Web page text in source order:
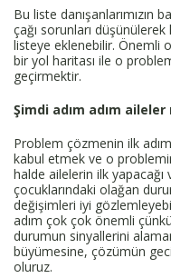
Bu liste danışanlarımızın
çağı sorunları düşünülerek
listeye eklenebilir. Önemli
bir yol haritası ile o
geçirmektir.
Şimdi adım adım
Problem çözmenin ilk
kabul etmek ve o
halde ailelerin ilk yapacağı
çocuklarındaki olağan
değişimleri iyi
adım çok çok önemli
durumun sinyallerini
büyümesine, çözümün
oluruz.